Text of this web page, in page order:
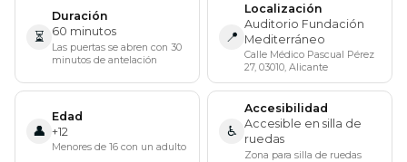
⏳
Duración
60 minutos
Las puertas se abren con 30
minutos de antelación
📍
Localización
Auditorio Fundación
Mediterráneo
Calle Médico Pascual Pérez
27, 03010, Alicante
👤
Edad
+12
Menores de 16 con un adulto
♿
Accesibilidad
Accesible en silla de
ruedas
Zona para silla de ruedas